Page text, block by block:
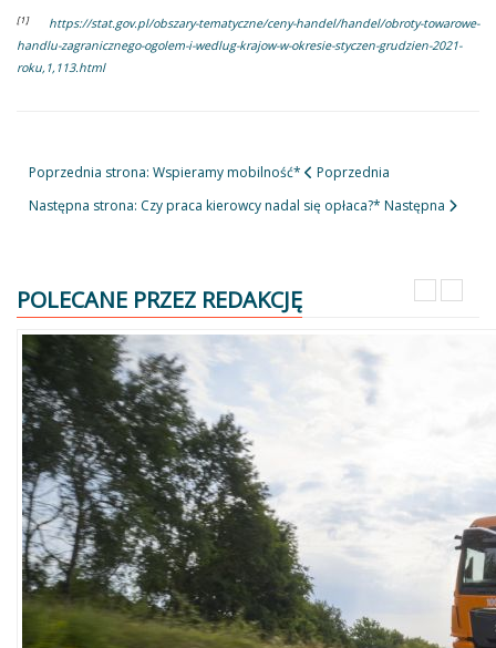
[1]
https://stat.gov.pl/obszary-tematyczne/ceny-handel/handel/obroty-towarowe-
handlu-zagranicznego-ogolem-i-wedlug-krajow-w-okresie-styczen-grudzien-2021-
roku,1,113.html
Poprzednia strona: Wspieramy mobilność*
Poprzednia
Następna strona: Czy praca kierowcy nadal się opłaca?* Następna
POLECANE PRZEZ REDAKCJĘ